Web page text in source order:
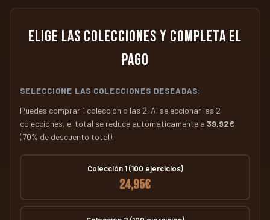
Elige las colecciones y completa el
pago
SELECCIONE LAS COLECCIONES DESEADAS:
Puedes comprar 1 colección o las 2. Al seleccionar las 2
colecciones, el total se reduce automáticamente a 39,92€
(70% de descuento total).
Colección 1 (100 ejercicios)
24,95€